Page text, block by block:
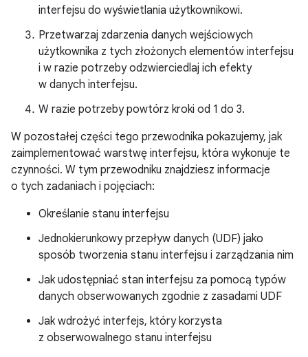
interfejsu do wyświetlania użytkownikowi.
Przetwarzaj zdarzenia danych wejściowych
użytkownika z tych złożonych elementów interfejsu
i w razie potrzeby odzwierciedlaj ich efekty
w danych interfejsu.
W razie potrzeby powtórz kroki od 1 do 3.
W pozostałej części tego przewodnika pokazujemy, jak
zaimplementować warstwę interfejsu, która wykonuje te
czynności. W tym przewodniku znajdziesz informacje
o tych zadaniach i pojęciach:
Określanie stanu interfejsu
Jednokierunkowy przepływ danych (UDF) jako
sposób tworzenia stanu interfejsu i zarządzania nim
Jak udostępniać stan interfejsu za pomocą typów
danych obserwowanych zgodnie z zasadami UDF
Jak wdrożyć interfejs, który korzysta
z obserwowalnego stanu interfejsu